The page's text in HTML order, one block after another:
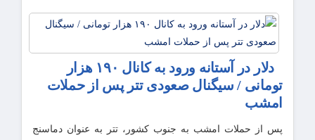
دلار در آستانه ورود به کانال ۱۹۰ هزار
تومانی / سیگنال صعودی تتر پس از حملات
امشب
پس از حملات امشب به جنوب کشور، تتر به عنوان دماسنج